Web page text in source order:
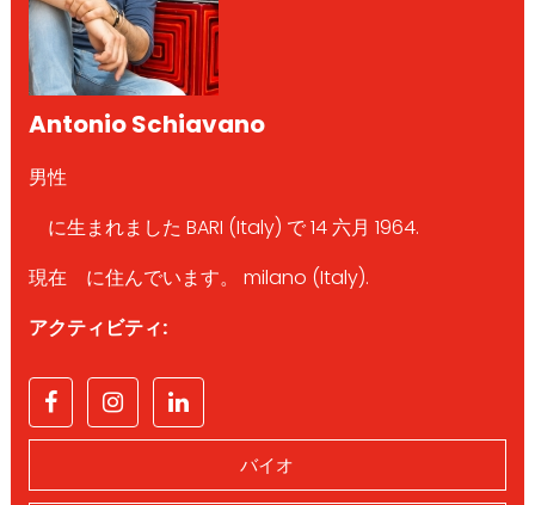
Antonio Schiavano
男性
に生まれました BARI (Italy) で 14 六月 1964.
現在 に住んでいます。 milano (Italy).
アクティビティ:
バイオ